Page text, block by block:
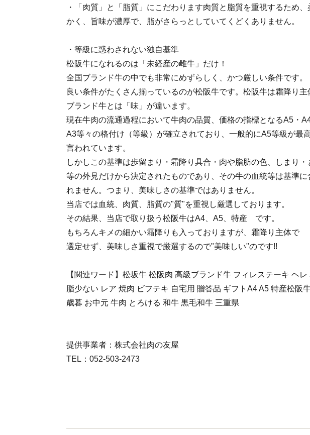
・「肉質」と「脂質」にこだわります肉質と脂質を重視するため、
かく、旨味が濃厚で、脂がさらっとしていてくどくありません。
・等級に惑わされない独自基準
松阪牛になれるのは「未経産の雌牛」だけ！
全国ブランド牛の中でも非常にめずらしく、かつ厳しい条件です。
良い条件がたくさん揃っているのが松阪牛です。松阪牛は霜降り主
ブランド牛とは「味」が違います。
現在牛肉の流通過程において牛肉の品質、価格の指標となるA5・A4
A3等々の格付け（等級）が確立されており、一般的にA5等級が最
言われています。
しかしこの基準は歩留まり・霜降り具合・肉や脂肪の色、しまり・
等の外見だけから決定されたものであり、その牛の血統等は基準に
れません。つまり、美味しさの基準ではありません。
当店では血統、肉質、脂質の"質"を重視し厳選しております。
その結果、当店で取り扱う松阪牛はA4、A5、特産 です。
もちろんキメの細かい霜降りも入っておりますが、霜降り主体で
選定せず、美味しさ重視で厳選するので"美味しい"のです!!
【関連ワード】松坂牛 松阪肉 高級ブランド牛 フィレステーキ ヘレ
脂少ない レア 焼肉 ビフテキ 自宅用 贈答品 ギフトA4 A5 特産松阪
歳暮 お中元 牛肉 とろける 和牛 黒毛和牛 三重県
提供事業者：株式会社肉の友屋
TEL：052-503-2473